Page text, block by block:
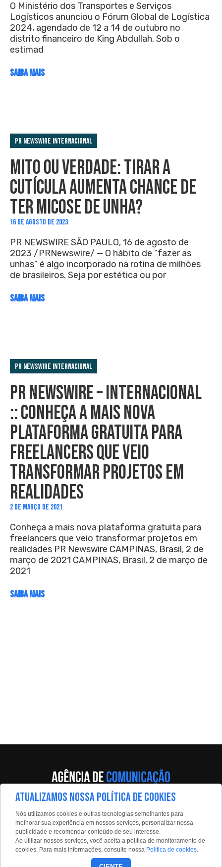
O Ministério dos Transportes e Serviços
Logísticos anunciou o Fórum Global de Logística
2024, agendado de 12 a 14 de outubro no
distrito financeiro de King Abdullah. Sob o
estimad
SAIBA MAIS
PR Newswire Internacional
MITO OU VERDADE: TIRAR A
CUTÍCULA AUMENTA CHANCE DE
TER MICOSE DE UNHA?
16 DE AGOSTO DE 2023
PR NEWSWIRE SÃO PAULO, 16 de agosto de
2023 /PRNewswire/ — O hábito de “fazer as
unhas” é algo incorporado na rotina de milhões
de brasileiros. Seja por estética ou por
SAIBA MAIS
PR Newswire Internacional
PR NEWSWIRE – INTERNACIONAL
:: CONHEÇA A MAIS NOVA
PLATAFORMA GRATUITA PARA
FREELANCERS QUE VEIO
TRANSFORMAR PROJETOS EM
REALIDADES
2 DE MARÇO DE 2021
Conheça a mais nova plataforma gratuita para
freelancers que veio transformar projetos em
realidades PR Newswire CAMPINAS, Brasil, 2 de
março de 2021 CAMPINAS, Brasil, 2 de março de
2021
SAIBA MAIS
Av. Eng. Caetano Álvares, 55 - 5º andar
Limão, São Paulo, 02598-900
Contato:
estadaoconteudo@estadao.com
ATUALIZAMOS NOSSA POLÍTICA DE COOKIES
Nós utilizamos cookies e outras tecnologias semelhantes para
melhorar sua experiência em nossos serviços, personalizar nossa
publicidade e recomendar conteúdo de seu interesse.
Ao utilizar nossos serviços, você aceita a política de monitoramento de
cookies. Para mais informações, consulte nossa Política de cookies.